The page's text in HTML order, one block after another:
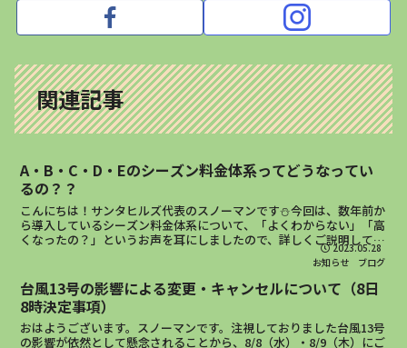
関連記事
A・B・C・D・Eのシーズン料金体系ってどうなってい
るの？？
こんにちは！サンタヒルズ代表のスノーマンです⛄今回は、数年前か
ら導入しているシーズン料金体系について、「よくわからない」「高
くなったの？」というお声を耳にしましたので、詳しくご説明してい
2023.05.28
お知らせ
ブログ
台風13号の影響による変更・キャンセルについて（8日
8時決定事項）
おはようございます。スノーマンです。注視しておりました台風13号
の影響が依然として懸念されることから、8/8（水）・8/9（木）にご